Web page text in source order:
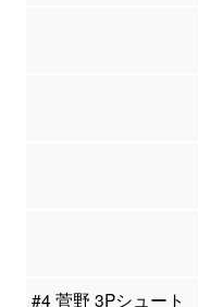
#4 菅野 3Pシュート